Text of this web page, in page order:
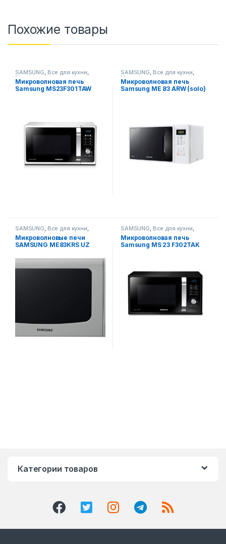
Похожие товары
SAMSUNG, Все для кухни,
Микроволновые печи
Микроволновая печь
Samsung MS23F301TAW
SAMSUNG, Все для кухни,
Микроволновые печи
Микроволновая печь
Samsung ME 83 ARW (solo)
SAMSUNG, Все для кухни,
Микроволновые печи
Микроволновые печи
SAMSUNG ME83KRS UZ
SAMSUNG, Все для кухни,
Микроволновые печи
Микроволновая печь
Samsung MS 23 F302TAK
Категории товаров